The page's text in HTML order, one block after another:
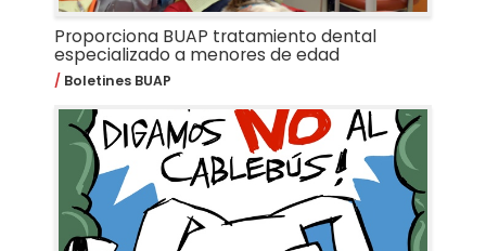
Proporciona BUAP tratamiento dental
especializado a menores de edad
Boletines BUAP